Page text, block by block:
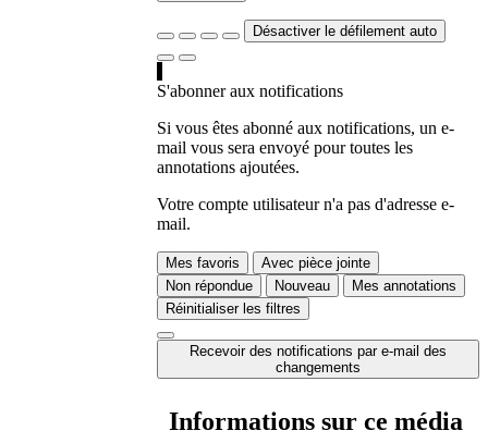
Désactiver le défilement auto
S'abonner aux notifications
Si vous êtes abonné aux notifications, un e-
mail vous sera envoyé pour toutes les
annotations ajoutées.
Votre compte utilisateur n'a pas d'adresse e-
mail.
Mes favoris
Avec pièce jointe
Non répondue
Nouveau
Mes annotations
Réinitialiser les filtres
Recevoir des notifications par e-mail des
changements
Informations sur ce média